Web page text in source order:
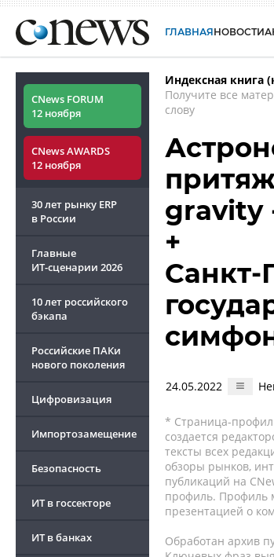
ГЛАВНАЯНОВОСТИ
CNews FORUM
12 ноября
CNews AWARDS
12 ноября
30 лет рынку ERP
в России
Главные
ИТ-сценарии 2026
10 лет российского
бэкапа
Российские ПАКи
нового поколения
Цифровизация
Импортозамещение
Безопасность
ИТ в госсекторе
ИТ в банках
Индексная книга
Получите все
слову
gravity
+
Санкт-
24.05.2022
* Страница-
создается
тексты всех
обзоры рынков,
публикаций на
профиль. Профиль
презентацией о
Обработан архив